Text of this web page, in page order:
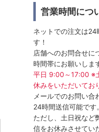
営業時間につ
ネットでの注文は24
す！
店舗へのお問合せに
時間帯にお願いしま
平日 9:00～17:00 ※
休みをいただいてお
メールでのお問い合
24時間送信可能です。
ただし、土日祝など
信をお休みさせてい